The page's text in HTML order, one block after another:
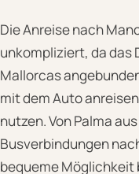
Die Anreise nach
unkompliziert, da das
Mallorcas
mit dem Auto
nutzen. Von Palma
Busverbindungen
bequeme Möglichkeit